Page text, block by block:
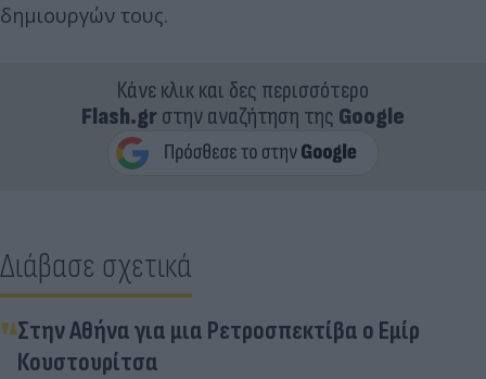
δημιουργών τους.
Κάνε κλικ και δες περισσότερο
Flash.grστην αναζήτηση της Google
Διάβασε σχετικά
Στην Αθήνα για μια Ρετροσπεκτίβα ο Εμίρ
Κουστουρίτσα